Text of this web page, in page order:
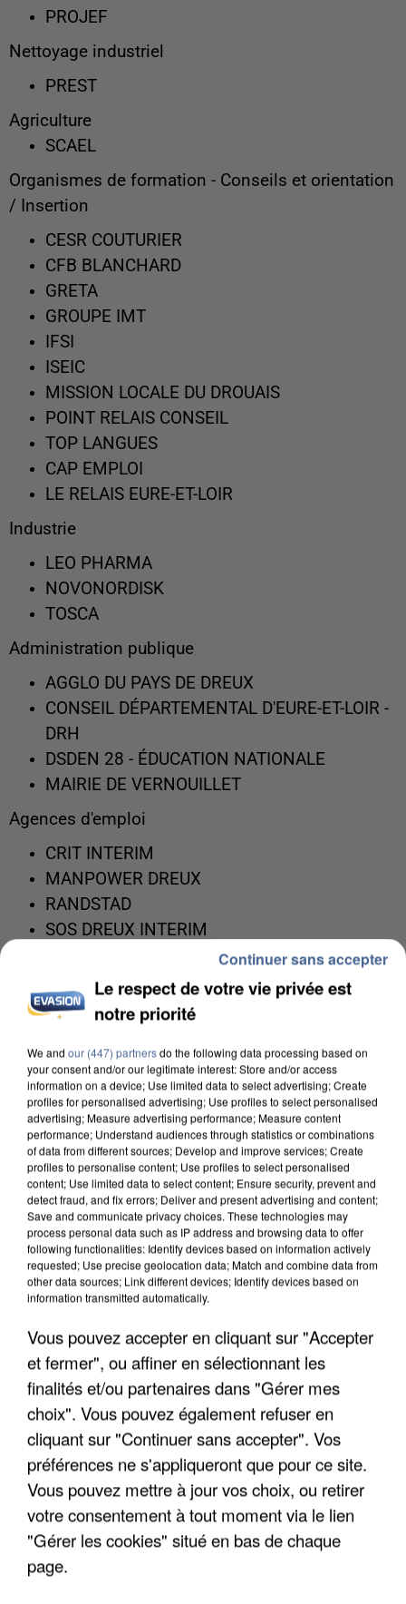
PROJEF
Nettoyage industriel
PREST
Agriculture
SCAEL
Organismes de formation - Conseils et orientation
/ Insertion
CESR COUTURIER
CFB BLANCHARD
GRETA
GROUPE IMT
IFSI
ISEIC
MISSION LOCALE DU DROUAIS
POINT RELAIS CONSEIL
TOP LANGUES
CAP EMPLOI
LE RELAIS EURE-ET-LOIR
Industrie
LEO PHARMA
NOVONORDISK
TOSCA
Administration publique
AGGLO DU PAYS DE DREUX
CONSEIL DÉPARTEMENTAL D'EURE-ET-LOIR -
DRH
DSDEN 28 - ÉDUCATION NATIONALE
MAIRIE DE VERNOUILLET
Agences d'emploi
CRIT INTERIM
MANPOWER DREUX
RANDSTAD
SOS DREUX INTERIM
BTP
HORIZON RENOV' 28
Energie
DALKIA
INEO RÉSEAUX CENTRE
LES ARTICLES LES PLUS VUS
Le respect de votre vie privée est
notre priorité
We and our (447) partnersdo the following data processing based on
your consent and/or our legitimate interest: Store and/or access
information on a device; Use limited data to select advertising; Create
profiles for personalised advertising; Use profiles to select personalised
advertising; Measure advertising performance; Measure content
performance; Understand audiences through statistics or combinations
of data from different sources; Develop and improve services; Create
profiles to personalise content; Use profiles to select personalised
content; Use limited data to select content; Ensure security, prevent and
detect fraud, and fix errors; Deliver and present advertising and content;
Save and communicate privacy choices. These technologies may
process personal data such as IP address and browsing data to offer
following functionalities: Identify devices based on information actively
requested; Use precise geolocation data; Match and combine data from
other data sources; Link different devices; Identify devices based on
information transmitted automatically.
Vous pouvez accepter en cliquant sur "Accepter
et fermer", ou affiner en sélectionnant les
finalités et/ou partenaires dans "Gérer mes
choix". Vous pouvez également refuser en
cliquant sur "Continuer sans accepter". Vos
préférences ne s'appliqueront que pour ce site.
Vous pouvez mettre à jour vos choix, ou retirer
votre consentement à tout moment via le lien
"Gérer les cookies" situé en bas de chaque
page.
Continuer sans accepter